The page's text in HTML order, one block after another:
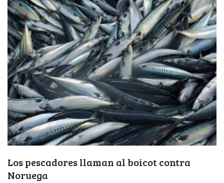
Los pescadores llaman al boicot contra
Noruega